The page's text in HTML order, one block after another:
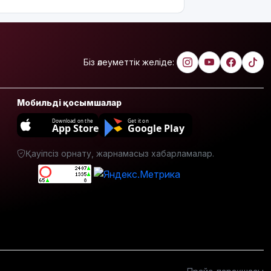
өшіруге
міндеттейтін
шықты
Белгілі
Астанада
былапыт
Мектеп
Біз әлеуметтік желіде:
Мобильді қосымшалар
Download on the
App Store
Get it on
Google Play
Қауіпсіз орнату, жарнамасыз хабарламалар.